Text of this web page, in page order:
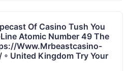
Of Casino Tush You
Atomic Number 49 The
www.mrbeastcasino-
◦ United Kingdom Try Your